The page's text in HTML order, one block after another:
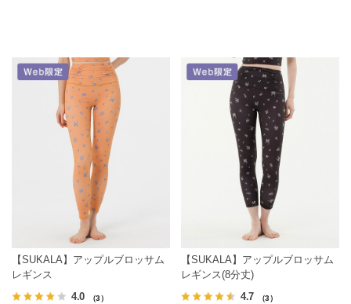
【SUKALA】アップルブロッサム
レギンス
4.0 （3）
【SUKALA】アップルブロッサム
レギンス(8分丈)
4.7 （3）